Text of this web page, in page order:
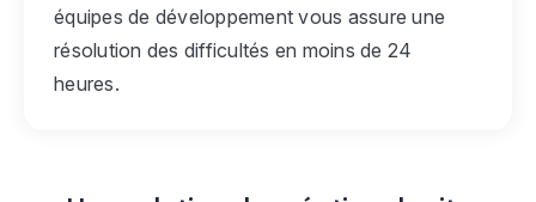
équipes de développement vous assure une
résolution des difficultés en moins de 24
heures.